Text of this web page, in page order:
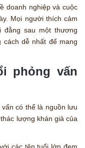
doanh nghiệp và cuộc
Mọi người thích cảm
sau một thương
cách dễ nhất để mang
phỏng vấn
có thể là nguồn lưu
lượng khán giả của
các tên tuổi lớn đem